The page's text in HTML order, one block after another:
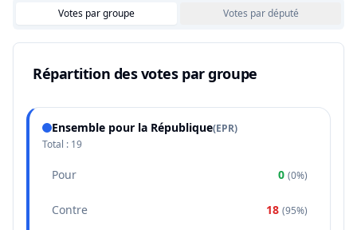
Votes par groupe Votes par député
Répartition des votes par groupe
Ensemble pour la République(EPR)
Total : 19
Pour 0 (0%)
Contre 18 (95%)